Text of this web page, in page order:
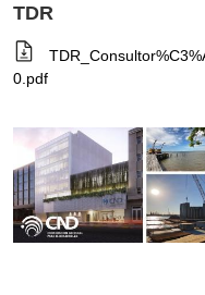
TDR
0.pdf